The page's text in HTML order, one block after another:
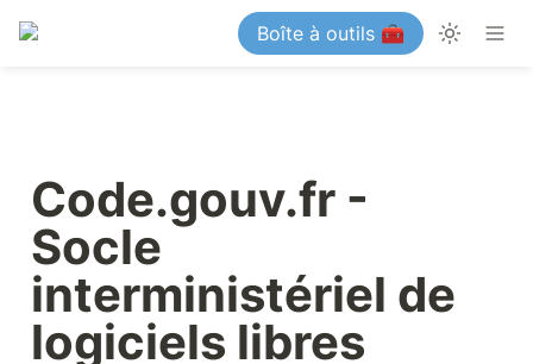
Boîte à outils 🧰
Code.gouv.fr -
Socle
interministériel de
logiciels libres